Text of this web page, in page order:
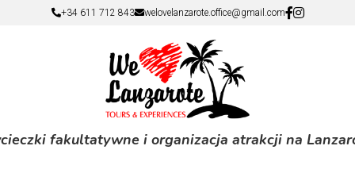
+34 611 712 843 welovelanzarote.office@gmail.com
fakultatywne i organizacja atrakcji na
+34 611 712 843 welovelanzarote.office@gmail.com
fakultatywne i organizacja atrakcji na